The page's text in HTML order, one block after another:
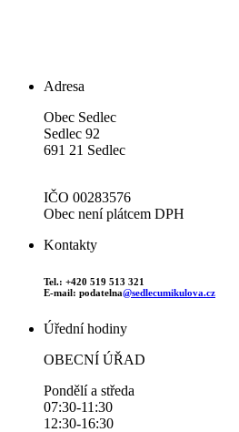
Adresa
Obec Sedlec
Sedlec 92
691 21 Sedlec
IČO 00283576
Obec není plátcem DPH
Kontakty
Tel.: +420 519 513 321
E-mail: podatelna@sedlecumikulova.cz
Úřední hodiny
OBECNÍ ÚŘAD
Pondělí a středa
07:30-11:30
12:30-16:30